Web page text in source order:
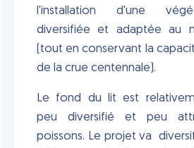
l'installation d'une
diversifiée et adaptée au
(tout en conservant la
de la crue centennale).
Le fond du lit est
peu diversifié et peu
poissons. Le projet va